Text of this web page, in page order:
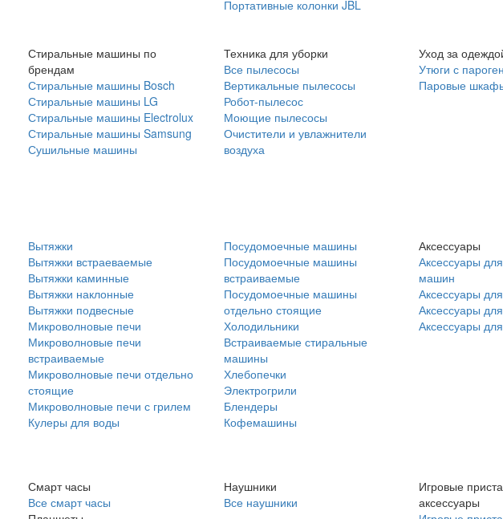
Портативные колонки JBL
Стиральные машины по
брендам
Стиральные машины Bosch
Стиральные машины LG
Стиральные машины Electrolux
Стиральные машины Samsung
Сушильные машины
Техника для уборки
Все пылесосы
Вертикальные пылесосы
Робот-пылесос
Моющие пылесосы
Очистители и увлажнители
воздуха
Уход за
Утюги с
Паровые
Вытяжки
Вытяжки встраеваемые
Вытяжки каминные
Вытяжки наклонные
Вытяжки подвесные
Микроволновые печи
Микроволновые печи
встраиваемые
Микроволновые печи отдельно
стоящие
Микроволновые печи с грилем
Кулеры для воды
Посудомоечные машины
Посудомоечные машины
встраиваемые
Посудомоечные машины
отдельно стоящие
Холодильники
Встраиваемые стиральные
машины
Хлебопечки
Электрогрили
Блендеры
Кофемашины
Аксессуары
Аксессуары
машин
Аксессуары
Аксессуары
Аксессуары
Смарт часы
Все смарт часы
Наушники
Все наушники
Игровые
аксессуары